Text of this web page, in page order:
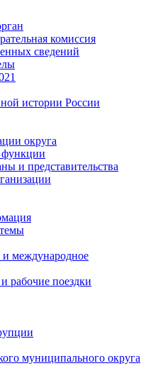
комиссия
сведений
истории России
округа
функции
и представительства
и международное
рабочие поездки
муниципального округа